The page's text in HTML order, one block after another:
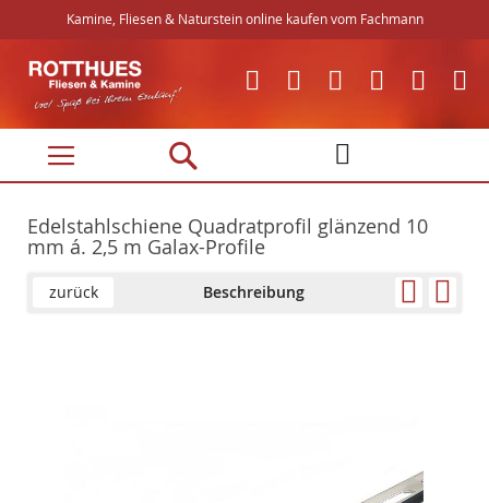
Kamine, Fliesen & Naturstein online kaufen vom Fachmann
Direkt
zum
Inhalt
Edelstahlschiene Quadratprofil glänzend 10
mm á. 2,5 m Galax-Profile
zurück Beschreibung